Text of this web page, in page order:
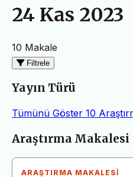
24 Kas 2023
10 Makale
Filtrele
Yayın Türü
Tümünü Göster 10
Makaleler
Araştırma Makalesi
ARAŞTIRMA MAKALESI